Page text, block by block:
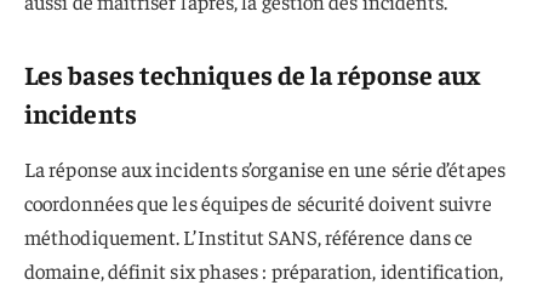
Les bases techniques de la réponse aux
incidents
La réponse aux incidents s’organise en une série d’étapes
coordonnées que les équipes de sécurité doivent suivre
méthodiquement. L’Institut SANS, référence dans ce
domaine, définit six phases : préparation, identification,